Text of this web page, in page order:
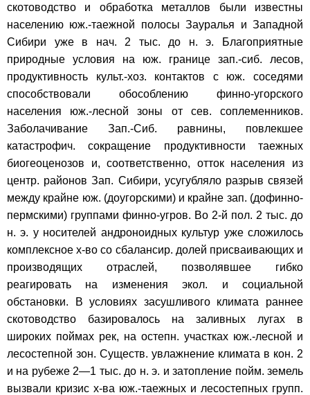
скотоводство и обработка металлов были известны
населению юж.-таежной полосы Зауралья и Западной
Сибири уже в нач. 2 тыс. до н. э. Благоприятные
природные условия на юж. границе зап.-сиб. лесов,
продуктивность культ.-хоз. контактов с юж. соседями
способствовали обособлению финно-угорского
населения юж.-лесной зоны от сев. соплеменников.
Заболачивание Зап.-Сиб. равнины, повлекшее
катастрофич. сокращение продуктивности таежных
биогеоценозов и, соответственно, отток населения из
центр. районов Зап. Сибири, усугубляло разрыв связей
между крайне юж. (доугорскими) и крайне зап. (дофинно-
пермскими) группами финно-угров. Во 2-й пол. 2 тыс. до
н. э. у носителей андроноидных культур уже сложилось
комплексное х-во со сбалансир. долей присваивающих и
производящих отраслей, позволявшее гибко
реагировать на изменения экол. и социальной
обстановки. В условиях засушливого климата раннее
скотоводство базировалось на заливных лугах в
широких поймах рек, на остепн. участках юж.-лесной и
лесостепной зон. Существ. увлажнение климата в кон. 2
и на рубеже 2—1 тыс. до н. э. и затопление пойм. земель
вызвали кризис х-ва юж.-таежных и лесостепных групп.